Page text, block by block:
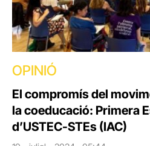
OPINIÓ
El compromís del
la coeducació: Primera
d’USTEC-STEs (IAC)